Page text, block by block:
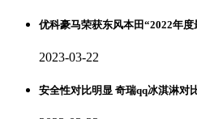
优科豪马荣获东风本田“2022年度
2023-03-22
安全性对比明显 奇瑞qq冰淇淋对